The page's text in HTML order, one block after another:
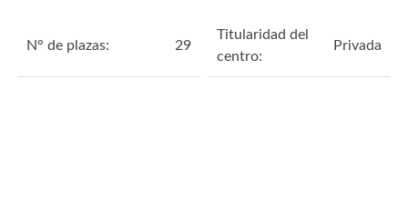
N° de plazas: 29
Titularidad del
centro:
Privada